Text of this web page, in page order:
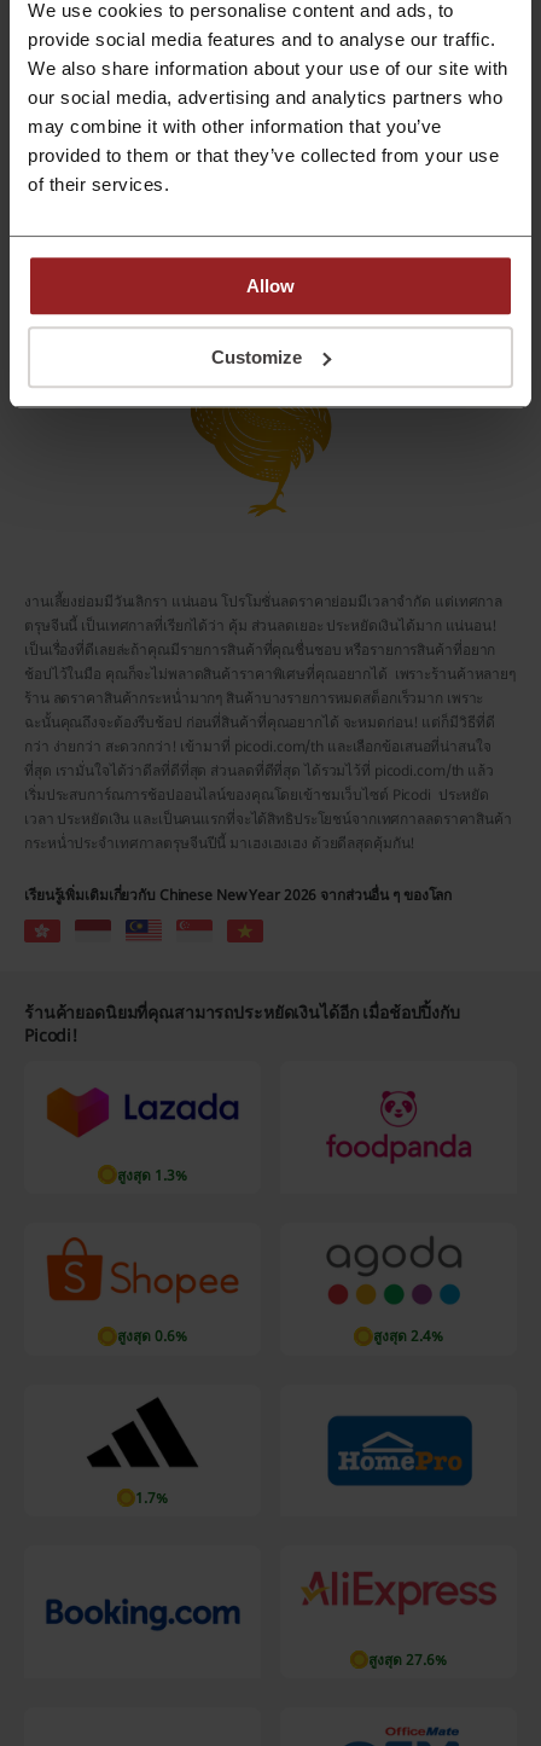
We use cookies to personalise content and ads, to
provide social media features and to analyse our traffic.
We also share information about your use of our site with
our social media, advertising and analytics partners who
may combine it with other information that you’ve
provided to them or that they’ve collected from your use
of their services.
Allow
Customize
เพราะฉะนั้น จะให้คุ้มที่สุดในช่วงตรุษจีนนี้ ต้องเตรียมลิสต์รายการสินค้าที่จะช้อปร
อไว้เลย เพราะสินค้าบางอย่างหมดไวมาก เพราะใครๆก็ชอบส่วนลดทั้งนั้น แต่เรามี
วิธี ที่สะดวกกว่านั้นอีกนะ ไม่ต้องไปเปิดทุกเว็บไซต์ตามหาส่วนลด แต่ Picodi
รวบรวมส่วนลดและดีลต่างๆมาไว้ที่เดียว แน่นอน ร้านค้าออนไลน์ยอดฮิตในไทย
เรารวบรวมมาไว้หมด ให้ช้อปกันสะดวกเพลินๆ เพราะในช่วงตรุษจีนนี้ ส่วนลดนั้น
แรงจริงๆ ใครช้าก็อด ใครไวก็ได้ส่วนลดและของที่อยากได้มาอยู่ในมือ ช้าไม่ได้
เลย!
ตรุษจีน มีเวลาจำกัดอย่าพลาดที่จะได้ช้อปสินค้าราคาพิเศษ
งานเลี้ยงย่อมมีวันเลิกรา แน่นอน โปรโมชั่นลดราคาย่อมมีเวลาจำกัด แต่เทศกาล
ตรุษจีนนี้ เป็นเทศกาลที่เรียกได้ว่า คุ้ม ส่วนลดเยอะ ประหยัดเงินได้มาก แน่นอน!
เป็นเรื่องที่ดีเลยล่ะถ้าคุณมีรายการสินค้าที่คุณชื่นชอบ หรือรายการสินค้าที่อยาก
ช้อปไว้ในมือ คุณก็จะไม่พลาดสินค้าราคาพิเศษที่คุณอยากได้ เพราะร้านค้าหลายๆ
ร้าน ลดราคาสินค้ากระหน่ำมากๆ สินค้าบางรายการหมดสต็อกเร็วมาก เพราะ
ฉะนั้นคุณถึงจะต้องรีบช้อป ก่อนที่สินค้าที่คุณอยากได้ จะหมดก่อน! แต่ก็มีวิธีที่ดี
กว่า ง่ายกว่า สะดวกกว่า! เข้ามาที่ picodi.com/th และเลือกข้อเสนอที่น่าสนใจ
ที่สุด เรามั่นใจได้ว่าดีลที่ดีที่สุด ส่วนลดที่ดีที่สุด ได้รวมไว้ที่ picodi.com/th แล้ว
เริ่มประสบการ์ณการช้อปออนไลน์ของคุณโดยเข้าชมเว็บไซต์ Picodi ประหยัด
เวลา ประหยัดเงิน และเป็นคนแรกที่จะได้สิทธิประโยชน์จากเทศกาลลดราคาสินค้า
กระหน่ำประจำเทศกาลตรุษจีนปีนี้ มาเฮงเฮงเฮง ด้วยดีลสุดคุ้มกัน!
เรียนรู้เพิ่มเติมเกี่ยวกับ Chinese New Year 2026 จากส่วนอื่น ๆ ของโลก
ร้านค้ายอดนิยมที่คุณสามารถประหยัดเงินได้อีก เมื่อช้อปปิ้งกับ
Picodi!
สูงสุด 1.3%
สูงสุด 0.6% สูงสุด 2.4%
1.7%
สูงสุด 27.6%